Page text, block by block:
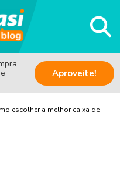
Aproveite!
escolher a melhor caixa de